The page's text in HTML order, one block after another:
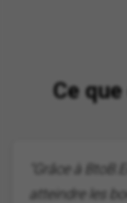
Ce
"Grâce à
atteindre les